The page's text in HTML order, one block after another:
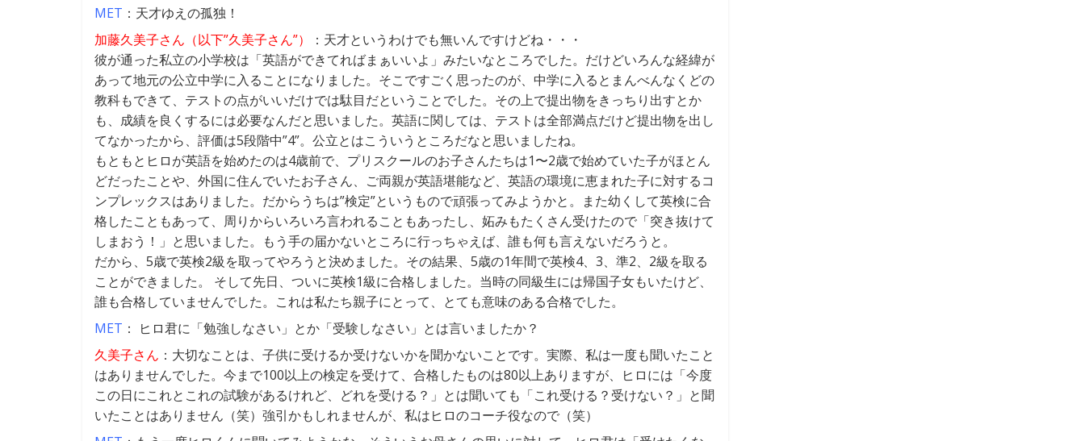
MET ：天才ゆえの孤独！
加藤久美子さん（以下”久美子さん”）
：天才というわけでも無いんですけどね・・・
彼が通った私立の小学校は「英語ができてればまぁいいよ」みたいなところでした。だけどいろんな経緯が
あって地元の公立中学に入ることになりました。そこですごく思ったのが、中学に入るとまんべんなくどの
教科もできて、テストの点がいいだけでは駄目だということでした。その上で提出物をきっちり出すとか
も、成績を良くするには必要なんだと思いました。英語に関しては、テストは全部満点だけど提出物を出し
てなかったから、評価は5段階中”4”。公立とはこういうところだなと思いましたね。
もともとヒロが英語を始めたのは4歳前で、プリスクールのお子さんたちは1〜2歳で始めていた子がほとん
どだったことや、外国に住んでいたお子さん、ご両親が英語堪能など、英語の環境に恵まれた子に対するコ
ンプレックスはありました。だからうちは”検定”というもので頑張ってみようかと。また幼くして英検に合
格したこともあって、周りからいろいろ言われることもあったし、妬みもたくさん受けたので「突き抜けて
しまおう！」と思いました。もう手の届かないところに行っちゃえば、誰も何も言えないだろうと。
だから、5歳で英検2級を取ってやろうと決めました。その結果、5歳の1年間で英検4、3、準2、2級を取る
ことができました。 そして先日、ついに英検1級に合格しました。当時の同級生には帰国子女もいたけど、
誰も合格していませんでした。これは私たち親子にとって、とても意味のある合格でした。
MET ： ヒロ君に「勉強しなさい」とか「受験しなさい」とは言いましたか？
久美子さん ：大切なことは、子供に受けるか受けないかを聞かないことです。実際、私は一度も聞いたこと
はありませんでした。今まで100以上の検定を受けて、合格したものは80以上ありますが、ヒロには「今度
この日にこれとこれの試験があるけれど、どれを受ける？」とは聞いても「これ受ける？受けない？」と聞
いたことはありません（笑）強引かもしれませんが、私はヒロのコーチ役なので（笑）